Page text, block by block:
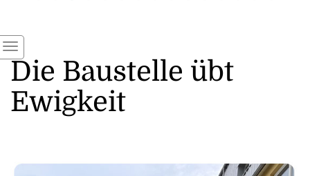
Die Baustelle übt
Ewigkeit